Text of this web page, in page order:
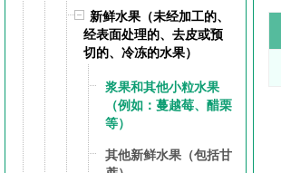
新鲜水果（未经加工的、
经表面处理的、去皮或预
切的、冷冻的水果）
浆果和其他小粒水果
（例如：蔓越莓、醋栗
等）
其他新鲜水果（包括甘